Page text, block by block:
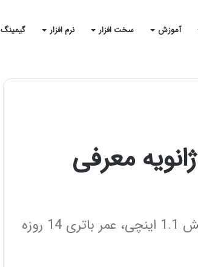
آموزش سخت افزار نرم افزار گیمینگ
اسمارت بند وان‌ پلاس، 11 ژانویه معرفی
وان‌پلاس، اسمارت بند جدید خود را با صفحه نمایش 1.1 اینچی، عمر باتری 14 روزه